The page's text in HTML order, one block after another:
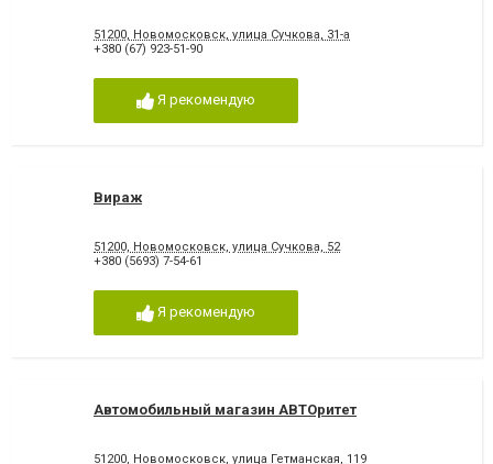
51200, Новомосковск, улица Сучкова, 31-а
+380 (67) 923-51-90
Я рекомендую
Вираж
51200, Новомосковск, улица Сучкова, 52
+380 (5693) 7-54-61
Я рекомендую
Автомобильный магазин АВТОритет
51200, Новомосковск, улица Гетманская, 119